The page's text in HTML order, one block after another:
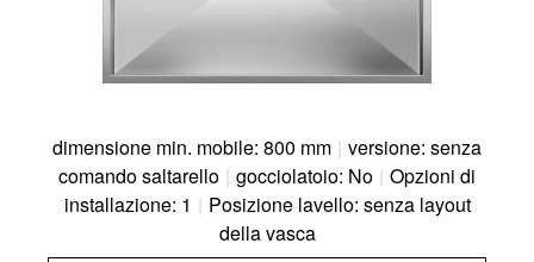
dimensione min. mobile: 800 mm | versione: senza
comando saltarello | gocciolatoio: No | Opzioni di
installazione: 1 | Posizione lavello: senza layout
della vasca